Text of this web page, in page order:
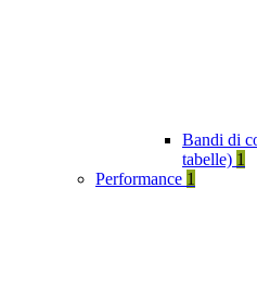
Bandi di
tabelle) 1
Performance 1